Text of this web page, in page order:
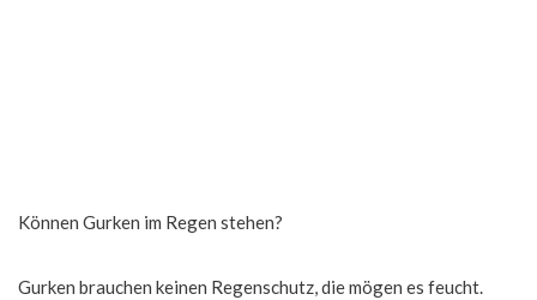
Können Gurken im Regen stehen?
Gurken brauchen keinen Regenschutz, die mögen es feucht.